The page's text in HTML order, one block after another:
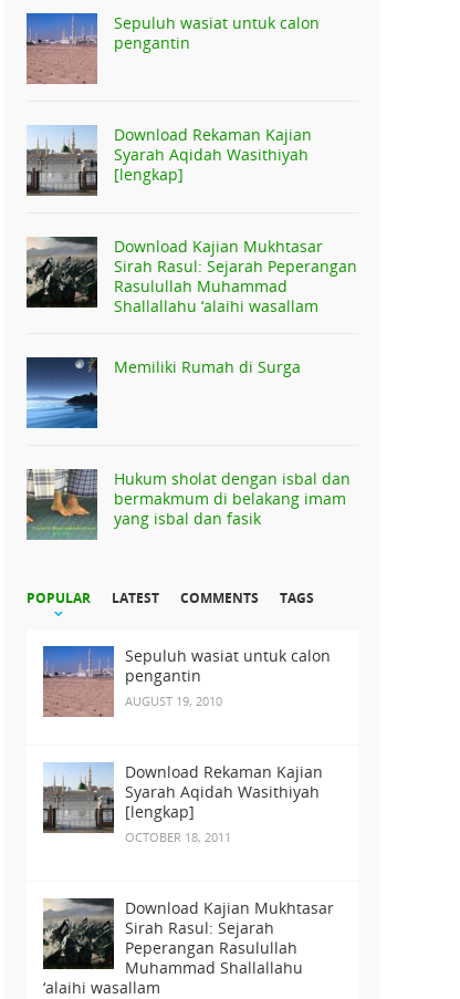
Sepuluh wasiat untuk calon
pengantin
Download Rekaman Kajian
Syarah Aqidah Wasithiyah
[lengkap]
Download Kajian Mukhtasar
Sirah Rasul: Sejarah Peperangan
Rasulullah Muhammad
Shallallahu ‘alaihi wasallam
Memiliki Rumah di Surga
Hukum sholat dengan isbal dan
bermakmum di belakang imam
yang isbal dan fasik
POPULAR LATEST COMMENTS TAGS
Sepuluh wasiat untuk calon
pengantin
AUGUST 19, 2010
Download Rekaman Kajian
Syarah Aqidah Wasithiyah
[lengkap]
OCTOBER 18, 2011
Download Kajian Mukhtasar
Sirah Rasul: Sejarah
Peperangan Rasulullah
Muhammad Shallallahu
‘alaihi wasallam